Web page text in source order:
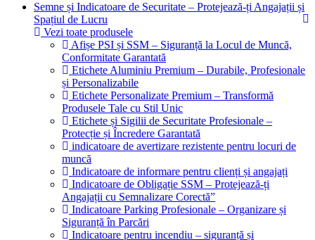
Semne și Indicatoare de Securitate – Protejează-ți Angajații și
Spațiul de Lucru
Vezi toate produsele
Afișe PSI și SSM – Siguranță la Locul de Muncă,
Conformitate Garantată
Etichete Aluminiu Premium – Durabile, Profesionale
și Personalizabile
Etichete Personalizate Premium – Transformă
Produsele Tale cu Stil Unic
Etichete și Sigilii de Securitate Profesionale –
Protecție și Încredere Garantată
indicatoare de avertizare rezistente pentru locuri de
muncă
Indicatoare de informare pentru clienți și angajați
Indicatoare de Obligație SSM – Protejează-ți
Angajații cu Semnalizare Corectă”
Indicatoare Parking Profesionale – Organizare și
Siguranță în Parcări
Indicatoare pentru incendiu – siguranță și